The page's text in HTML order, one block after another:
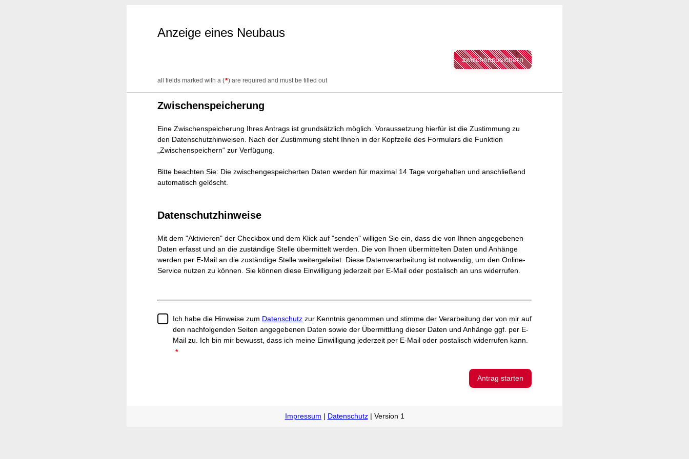
Anzeige eines Neubaus
zwischenspeichern
all fields marked with a (*) are required and must be filled out
Zwischenspeicherung
Eine Zwischenspeicherung Ihres Antrags ist grundsätzlich möglich. Voraussetzung hierfür ist die Zustimmung zu
den Datenschutzhinweisen. Nach der Zustimmung steht Ihnen in der Kopfzeile des Formulars die Funktion
„Zwischenspeichern“ zur Verfügung.
Bitte beachten Sie: Die zwischengespeicherten Daten werden für maximal 14 Tage vorgehalten und anschließend
automatisch gelöscht.
Datenschutzhinweise
Mit dem "Aktivieren" der Checkbox und dem Klick auf "senden" willigen Sie ein, dass die von Ihnen angegebenen
Daten erfasst und an die zuständige Stelle übermittelt werden. Die von Ihnen übermittelten Daten und Anhänge
werden per E-Mail an die zuständige Stelle weitergeleitet. Diese Datenverarbeitung ist notwendig, um den Online-
Service nutzen zu können. Sie können diese Einwilligung jederzeit per E-Mail oder postalisch an uns widerrufen.
Ich habe die Hinweise zum Datenschutz zur Kenntnis genommen und stimme der Verarbeitung der von mir auf
den nachfolgenden Seiten angegebenen Daten sowie der Übermittlung dieser Daten und Anhänge ggf. per E-
Mail zu. Ich bin mir bewusst, dass ich meine Einwilligung jederzeit per E-Mail oder postalisch widerrufen kann.
*
Antrag starten
Impressum | Datenschutz| Version 1